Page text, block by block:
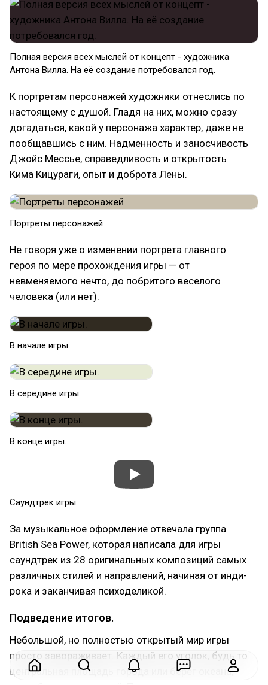
Полная версия всех мыслей от концепт - художника
Антона Вилла. На её создание потребовался год.
К портретам персонажей художники отнеслись по
настоящему с душой. Гладя на них, можно сразу
догадаться, какой у персонажа характер, даже не
пообщавшись с ним. Надменность и заносчивость
Джойс Мессье, справедливость и открытость
Кима Кицураги, опыт и доброта Лены.
Портреты персонажей
Не говоря уже о изменении портрета главного
героя по мере прохождения игры — от
невменяемого нечто, до побритого веселого
человека (или нет).
В начале игры.
В середине игры.
В конце игры.
Саундтрек игры
За музыкальное оформление отвечала группа
British Sea Power, которая написала для игры
саундтрек из 28 оригинальных композиций самых
различных стилей и направлений, начиная от инди-
рока и заканчивая психоделикой.
Подведение итогов.
Небольшой, но полностью открытый мир игры
просто завораживает. Каждый его уголок, будь то
центральная площадь города или берег океана,